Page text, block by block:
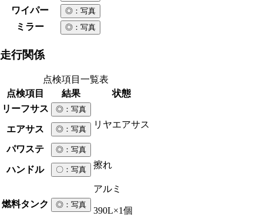
ワイパー ◎ ：写真
ミラー ◎ ：写真
走行関係
点検項目一覧表
点検項目
結果
状態
リーフサス
◎ ：写真
エアサス ◎ ：写真 リヤエアサス
パワステ ◎ ：写真
ハンドル 〇 ：写真 擦れ
燃料タンク ◎ ：写真
アルミ
390L×1個